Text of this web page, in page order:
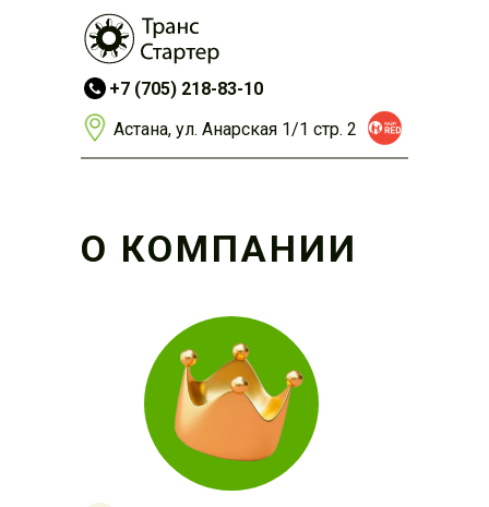
Астана, ул. Анарская 1/1 стр. 2
+7 (705) 218-83-10
О КОМПАНИИ